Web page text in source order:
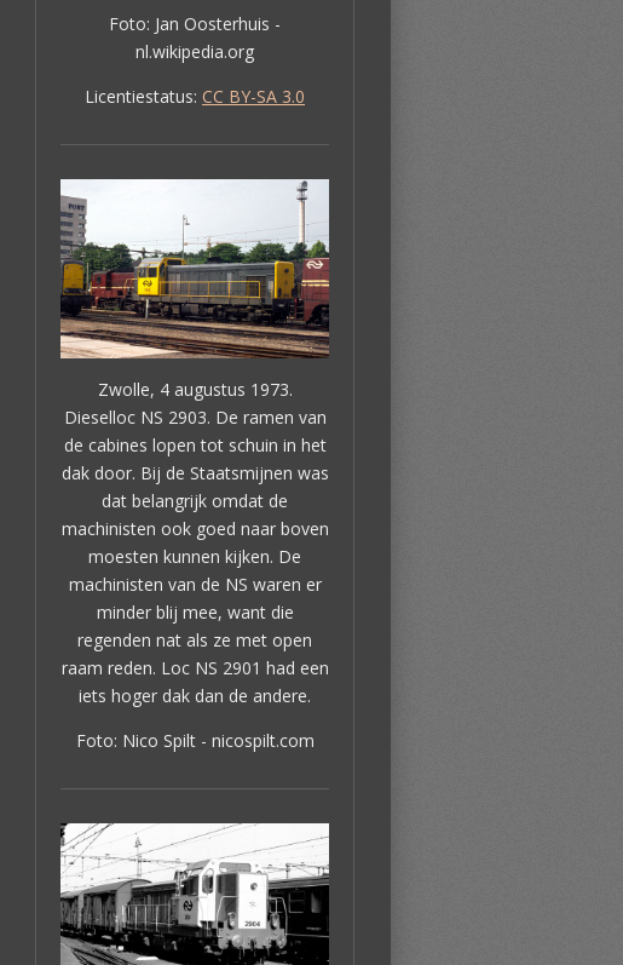
Foto: Jan Oosterhuis -
nl.wikipedia.org
Licentiestatus: CC BY-SA 3.0
Zwolle, 4 augustus 1973.
Dieselloc NS 2903. De ramen van
de cabines lopen tot schuin in het
dak door. Bij de Staatsmijnen was
dat belangrijk omdat de
machinisten ook goed naar boven
moesten kunnen kijken. De
machinisten van de NS waren er
minder blij mee, want die
regenden nat als ze met open
raam reden. Loc NS 2901 had een
iets hoger dak dan de andere.
Foto: Nico Spilt - nicospilt.com